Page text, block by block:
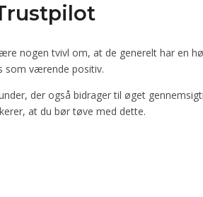
nogen tvivl om, at de generelt har en
som værende positiv.
der også bidrager til øget
at du bør tøve med dette.